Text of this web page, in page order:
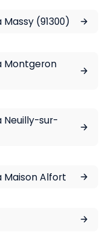
(91300)
Montgeron
Neuilly-sur-
Maison Alfort